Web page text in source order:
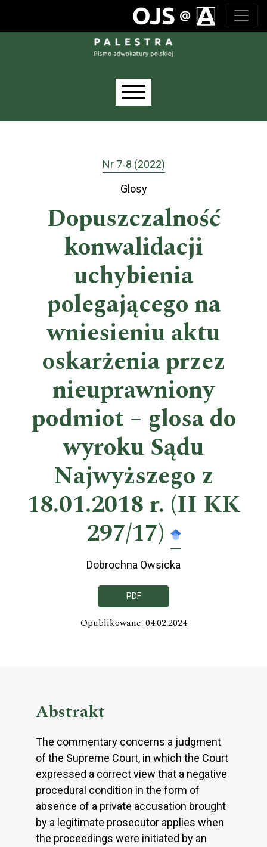
Nr 7-8 (2022)
Glosy
Dopuszczalność
konwalidacji
uchybienia
polegającego na
wniesieniu aktu
oskarżenia przez
nieuprawniony
podmiot – glosa do
wyroku Sądu
Najwyższego z
18.01.2018 r. (II KK
297/17)
Dobrochna Owsicka
PDF
Opublikowane: 04.02.2024
Abstrakt
The commentary concerns a judgment
of the Supreme Court, in which the Court
expressed a correct view that a negative
procedural condition in the form of
absence of a private accusation brought
by a legitimate prosecutor applies when
the proceedings were initiated by an